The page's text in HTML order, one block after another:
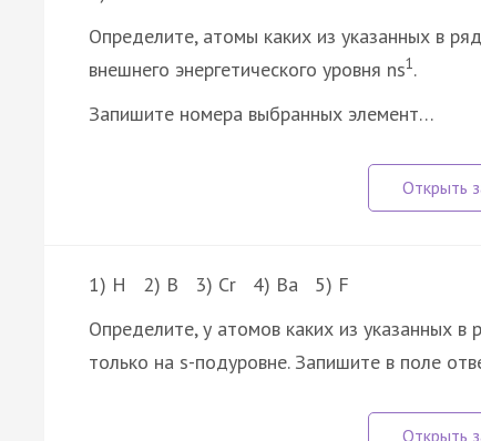
Определите, атомы каких из указанных в
внешнего энергетического уровня ns1.
Запишите номера выбранных элемент…
1) H 2) B 3) Cr 4) Ba 5) F
Определите, у атомов каких из указанных
только на s-подуровне. Запишите в поле